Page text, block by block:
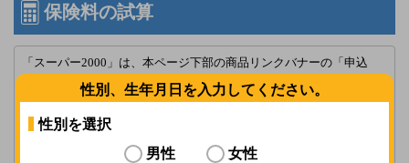
性別、生年月日を入力してください。
性別を選択
男性
女性
保険料の試算
「スーパー2000」は、本ページ下部の商品リンクバナーの「申込
み」からお進みください。
「楽天生命スーパー医療保険」における入院給付金日額1,000円の新
規申込みの受付停止について